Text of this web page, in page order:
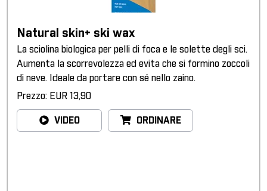
Natural skin+ ski wax
La sciolina biologica per pelli di foca e le solette degli sci.
Aumenta la scorrevolezza ed evita che si formino zoccoli
di neve. Ideale da portare con sé nello zaino.
Prezzo: EUR 13,90
VIDEO ORDINARE